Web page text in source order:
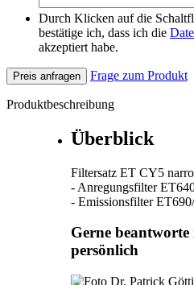
Durch Klicken auf die
bestätige ich, dass ich die
akzeptiert habe.
Preis anfragen Frage zum Produkt
Produktbeschreibung
Überblick
Filtersatz ET CY5
- Anregungsfilter
- Emissionsfilter
Gerne
persönlich